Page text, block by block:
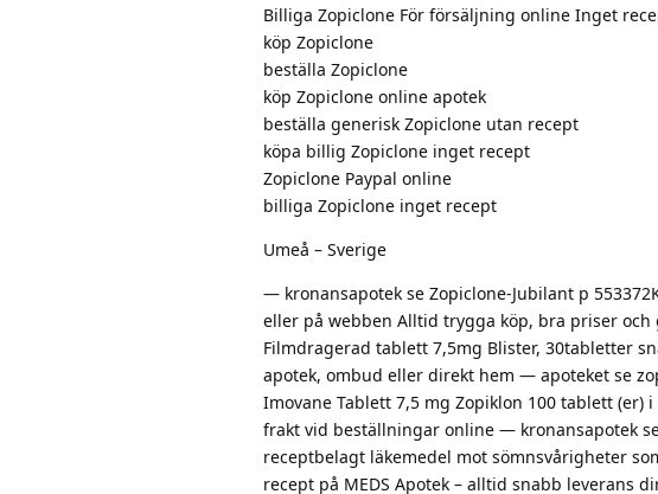
Billiga Zopiclone För försäljning online Inget
köp Zopiclone
beställa Zopiclone
köp Zopiclone online apotek
beställa generisk Zopiclone utan recept
köpa billig Zopiclone inget recept
Zopiclone Paypal online
billiga Zopiclone inget recept
Umeå – Sverige
— kronansapotek se Zopiclone-Jubilant p
eller på webben Alltid trygga köp, bra priser
Filmdragerad tablett 7,5mg Blister, 30tabletter
apotek, ombud eller direkt hem — apoteket se
Imovane Tablett 7,5 mg Zopiklon 100 tablett
frakt vid beställningar online — kronansapotek
receptbelagt läkemedel mot sömnsvårigheter
recept på MEDS Apotek – alltid snabb leverans